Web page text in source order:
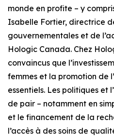
monde en profite – y
Isabelle Fortier, directrice
gouvernementales et de
Hologic Canada. Chez
convaincus que
femmes et la promotion de
essentiels. Les politiques et
de pair – notamment en
et le financement de la
l’accès à des soins de